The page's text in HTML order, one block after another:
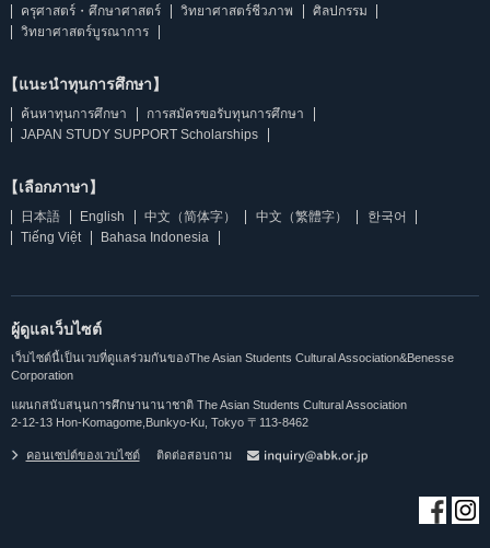
ครุศาสตร์・ศึกษาศาสตร์
วิทยาศาสตร์ชีวภาพ
ศิลปกรรม
วิทยาศาสตร์บูรณาการ
【แนะนำทุนการศึกษา】
ค้นหาทุนการศึกษา
การสมัครขอรับทุนการศึกษา
JAPAN STUDY SUPPORT Scholarships
【เลือกภาษา】
日本語 English 中文（简体字） 中文（繁體字）
한국어
Tiếng Việt
Bahasa Indonesia
ผู้ดูแลเว็บไซต์
เว็บไซต์นี้เป็นเวบที่ดูแลร่วมกันของThe Asian Students Cultural Association&Benesse
Corporation
แผนกสนับสนุนการศึกษานานาชาติ The Asian Students Cultural Association
2-12-13 Hon-Komagome,Bunkyo-Ku, Tokyo 〒113-8462
คอนเซปต์ของเวบไซต์ ติดต่อสอบถาม